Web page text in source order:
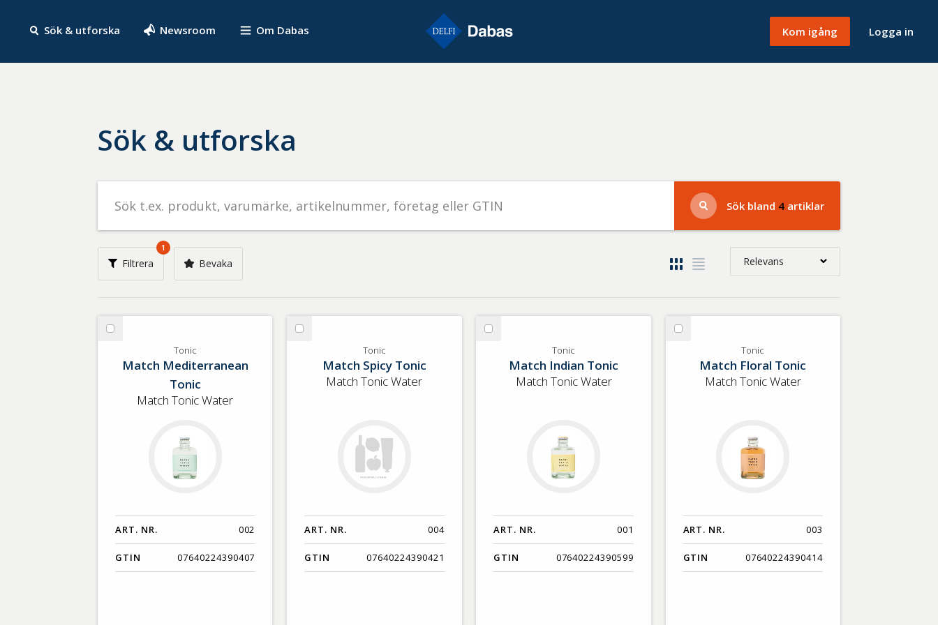
Sök & utforska Newsroom Om Dabas Kom igång Logga in
Sök & utforska
Sök
livsmedel
på
t.ex.
produkt,
varumärke,
GTIN
Sök bland 4 artiklar
Filtrera
1
Bevaka Relevans
Nyaste
Benämning A-Ö
Varumärken A-Ö
Med bild först
Välj
Tonic
Match Mediterranean
Tonic
Match Tonic Water
ART. NR. 002
GTIN 07640224390407
Välj
Tonic
Match Spicy Tonic
Match Tonic Water
ART. NR. 004
GTIN 07640224390421
Välj
Tonic
Match Indian Tonic
Match Tonic Water
ART. NR. 001
GTIN 07640224390599
Välj
Tonic
Match Floral Tonic
Match Tonic Water
ART. NR. 003
GTIN 07640224390414